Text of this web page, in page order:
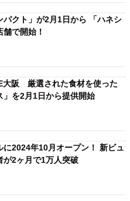
クト」が2月1日から 「ハネシ
で開始！
大阪 厳選された食材を使った
」を2月1日から提供開始
2024年10月オープン！ 新ビュ
が2ヶ月で1万人突破